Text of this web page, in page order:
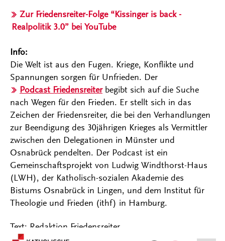
Zur Friedensreiter-Folge “Kissinger is back -
Realpolitik 3.0” bei YouTube
Info:
Die Welt ist aus den Fugen. Kriege, Konflikte und
Spannungen sorgen für Unfrieden. Der
Podcast Friedensreiterbegibt sich auf die Suche
nach Wegen für den Frieden. Er stellt sich in das
Zeichen der Friedensreiter, die bei den Verhandlungen
zur Beendigung des 30jährigen Krieges als Vermittler
zwischen den Delegationen in Münster und
Osnabrück pendelten. Der Podcast ist ein
Gemeinschaftsprojekt von Ludwig Windthorst-Haus
(LWH), der Katholisch-sozialen Akademie des
Bistums Osnabrück in Lingen, und dem Institut für
Theologie und Frieden (ithf) in Hamburg.
Text: Redaktion Friedensreiter